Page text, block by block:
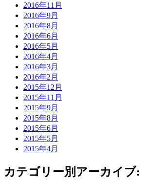
2016年11月
2016年9月
2016年8月
2016年6月
2016年5月
2016年4月
2016年3月
2016年2月
2015年12月
2015年11月
2015年9月
2015年8月
2015年6月
2015年5月
2015年4月
カテゴリー別アーカイブ: